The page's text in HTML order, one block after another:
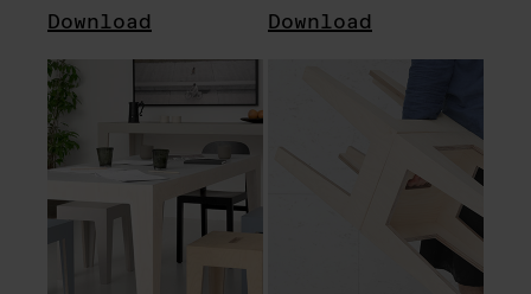
Download Download